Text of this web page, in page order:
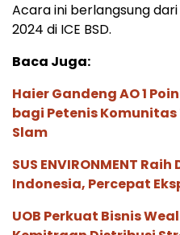
Acara ini berlangsung dari
2024 di ICE BSD.
Baca Juga:
Haier Gandeng AO 1
bagi Petenis
Slam
SUS ENVIRONMENT
Indonesia, Percepat
UOB Perkuat Bisnis